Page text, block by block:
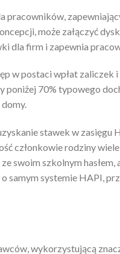
może załączyć
dla firm i zapewnia
w postaci wpłat zaliczek
70% typowego
stawek w
członkowie rodziny
swoim szkolnym
systemie HAPI,
wykorzystującą